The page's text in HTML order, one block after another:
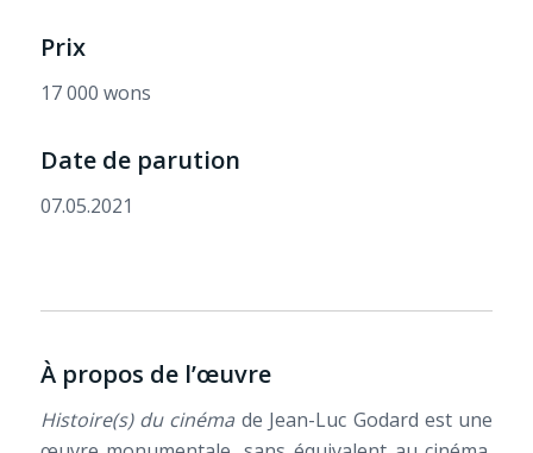
Prix
17 000 wons
Date de parution
07.05.2021
À propos de l’œuvre
Histoire(s) du cinéma de Jean-Luc Godard est une